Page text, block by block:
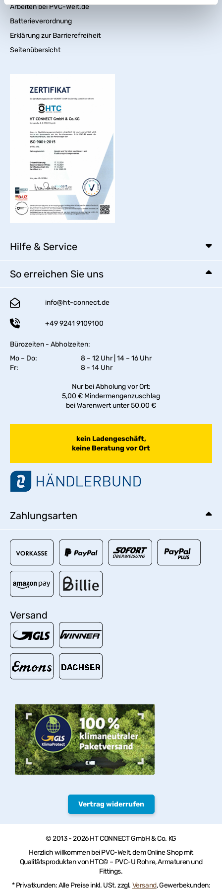
Arbeiten bei PVC-Welt.de
Batterieverordnung
Erklärung zur Barrierefreiheit
Seitenübersicht
Hilfe & Service
So erreichen Sie uns
info@ht-connect.de
+49 9241 9109100
Bürozeiten - Abholzeiten:
Mo – Do:
8 – 12 Uhr | 14 – 16 Uhr
Fr:
8 - 14 Uhr
Nur bei Abholung vor Ort:
5,00 € Mindermengenzuschlag
bei Warenwert unter 50,00 €
kein Ladengeschäft,
keine Beratung vor Ort
Zahlungsarten
Versand
Vertrag widerrufen
© 2013 - 2026 HT CONNECT GmbH & Co. KG
Herzlich willkommen bei PVC-Welt, dem Online Shop mit
Qualitätsprodukten von HTC© – PVC-U Rohre, Armaturen und
Fittings.
* Privatkunden: Alle Preise inkl. USt. zzgl. Versand, Gewerbekunden: